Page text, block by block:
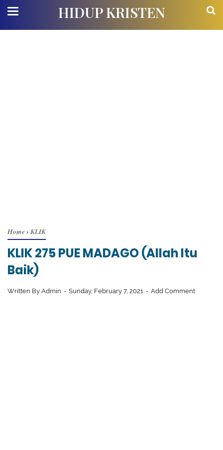
HIDUP KRISTEN
Home› KLIK
KLIK 275 PUE MADAGO (Allah Itu
Baik)
Written By Admin Sunday, February 7, 2021 Add Comment